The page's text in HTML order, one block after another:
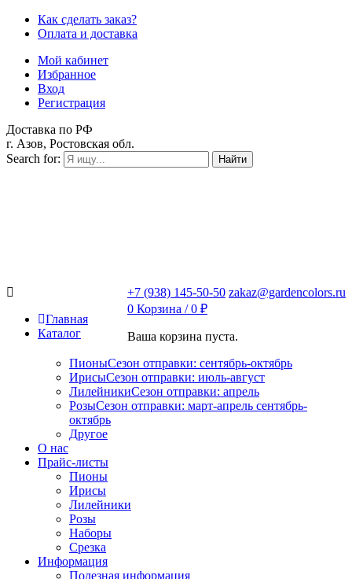
Как сделать заказ?
Оплата и доставка
Мой кабинет
Избранное
Вход
Регистрация
Доставка по РФ
г. Азов, Ростовская обл.
Search for:
Найти
+7 (938) 145-50-50 zakaz@gardencolors.ru
0 Корзина /0 ₽
Ваша корзина пуста.
Главная
Каталог
ПионыСезон отправки: сентябрь-октябрь
ИрисыСезон отправки: июль-август
ЛилейникиСезон отправки: апрель
РозыСезон отправки: март-апрель сентябрь-
октябрь
Другое
О нас
Прайс-листы
Пионы
Ирисы
Лилейники
Розы
Наборы
Срезка
Информация
Полезная информация